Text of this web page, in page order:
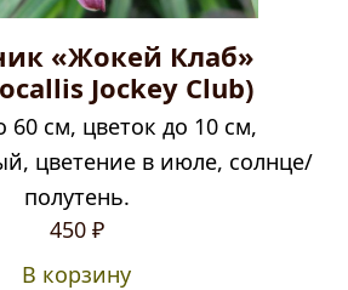
«Жокей Клаб»
Jockey Club)
60 см, цветок до 10 см,
цветение в июле, солнце/
полутень.
450 ₽
В корзину